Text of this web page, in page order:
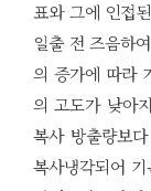
표와 그에 인접
일출 전 즈음하
의 증가에 따라
의 고도가 낮아
복사 방출량보
복사냉각되어